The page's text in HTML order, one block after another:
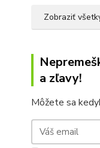
Zobraziť
a zľavy!
Môžete sa